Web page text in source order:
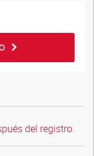
del registro.